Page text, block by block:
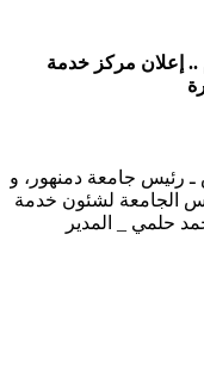
.. إعلان مركز خدمة
تحت رعاية الأستاذ الدكتور / إلهامي ترابيس ـ رئيس جامعة دمنهور، و
الجامعة لشئون خدمة
حلمي _ المدير